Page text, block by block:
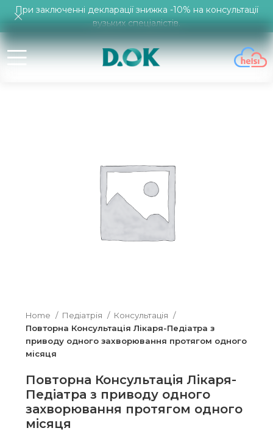
Home Педіатрія
Консультація
Повторна Консультація Лікаря-Педіатра з
приводу одного захворювання протягом одного
місяця
Повторна Консультація Лікаря-
Педіатра з приводу одного
захворювання протягом одного
місяця
При заключенні декларації знижка -10% на консультації
вузьких спеціалістів.